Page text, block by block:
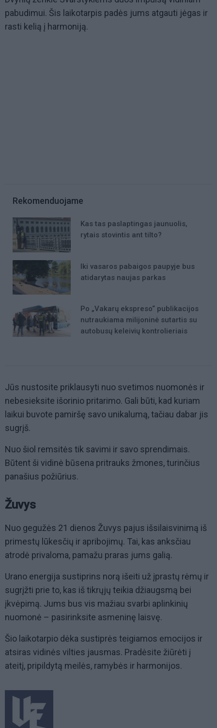
pabudimui. Šis laikotarpis padės jums atgauti jėgas ir
rasti kelią į harmoniją.
Rekomenduojame
Kas tas paslaptingas jaunuolis,
rytais stovintis ant tilto?
Iki vasaros pabaigos paupyje bus
atidarytas naujas parkas
Po „Vakarų ekspreso“ publikacijos
nutraukiama milijoninė sutartis su
autobusų keleivių kontrolieriais
Jūs nustosite priklausyti nuo svetimos nuomonės ir
nebesieksite išorinio pritarimo. Gali būti, kad kuriam
laikui buvote pamiršę savo unikalumą, tačiau dabar jis
sugrįš.
Nuo šiol remsitės tik savimi ir savo sprendimais.
Būtent ši vidinė būsena pritrauks žmones, turinčius
panašius požiūrius.
Žuvys
Nuo gegužės 21 dienos Žuvys pajus išsilaisvinimą iš
primestų lūkesčių ir apribojimų. Tai, kas anksčiau
atrodė privaloma, pamažu praras jums galią.
Urano energija sustiprins norą išeiti už įprastų rėmų ir
sugrįžti prie to, kas iš tikrųjų teikia džiaugsmą bei
įkvėpimą. Jums bus vis mažiau svarbi aplinkinių
nuomonė – pasirinksite asmeninę laisvę.
Šio laikotarpio dėka sustiprės teigiamos emocijos ir
atsiras vidinės vilties jausmas. Pradėsite žiūrėti į
ateitį, pripildytą meilės, ramybės ir harmonijos.